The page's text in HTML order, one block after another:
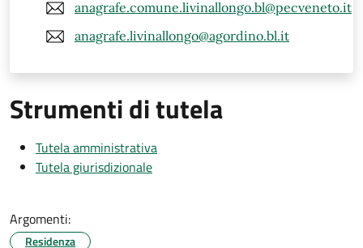
anagrafe.comune.livinallongo.bl@pecveneto.it
anagrafe.livinallongo@agordino.bl.it
Strumenti di tutela
Tutela amministrativa
Tutela giurisdizionale
Argomenti:
Residenza